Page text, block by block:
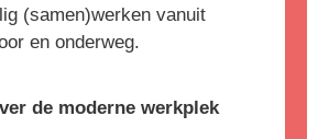
(samen)werken vanuit
en onderweg.
de moderne werkplek